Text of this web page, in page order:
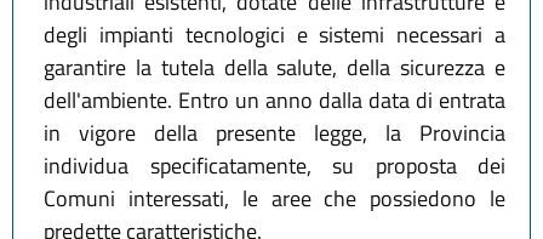
degli impianti tecnologici e sistemi necessari a
garantire la tutela della salute, della sicurezza e
dell'ambiente. Entro un anno dalla data di entrata
in vigore della presente legge, la Provincia
individua specificatamente, su proposta dei
Comuni interessati, le aree che possiedono le
predette caratteristiche.